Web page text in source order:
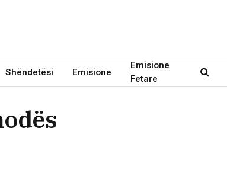
Shëndetësi Emisione
Emisione
Fetare